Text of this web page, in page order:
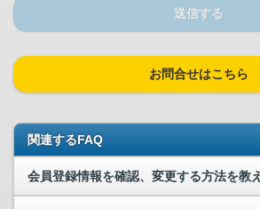
送信する
お問合せはこちら
関連するFAQ
会員登録情報を確認、変更する方法を教